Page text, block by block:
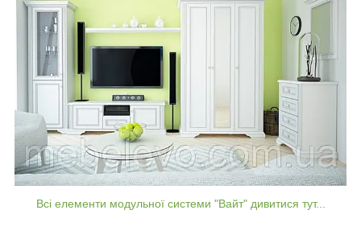
Всі елементи модульної системи "Вайт" дивитися тут...